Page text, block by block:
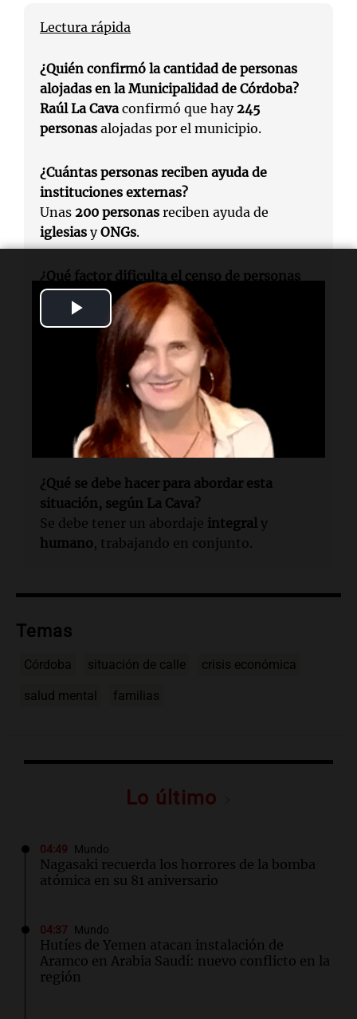
Play
Video
Lectura rápida
¿Quién confirmó la cantidad de personas
alojadas en la Municipalidad de Córdoba?
Raúl La Cavaconfirmó que hay245
personas alojadas por el municipio.
¿Cuántas personas reciben ayuda de
instituciones externas?
Unas 200 personas reciben ayuda de
iglesias yONGs.
¿Qué factor dificulta el censo de personas
en la calle?
La situación esdínamica
, lo que complica el
¿Cuántas familias con niños se han
registrado en situación de calle?
Se han registrado16 familiascon niños en
situación de calle.
¿Qué se debe hacer para abordar esta
situación, según La Cava?
Se debe tener un abordaje integral y
humano, trabajando en conjunto.
Temas
Córdoba situación de calle crisis económica
salud mental familias
Lo último
04:49 Mundo
Nagasaki recuerda los horrores de la bomba
atómica en su 81 aniversario
04:37 Mundo
Hutíes de Yemen atacan instalación de
Aramco en Arabia Saudí: nuevo conflicto en la
región